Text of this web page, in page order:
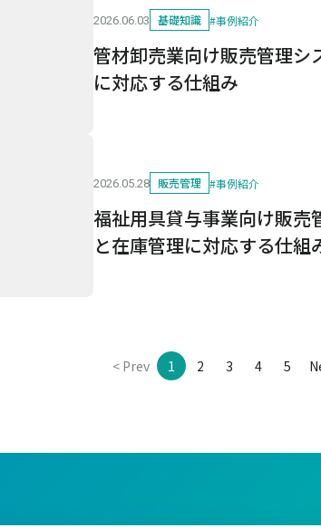
2026.06.03 基礎知識 #事例紹介
管材卸売業向け販売管理シ
に対応する仕組み
2026.05.28 販売管理 #事例紹介
福祉用具貸与事業向け販売
と在庫管理に対応する仕組
< Prev 1 2 3 4 5